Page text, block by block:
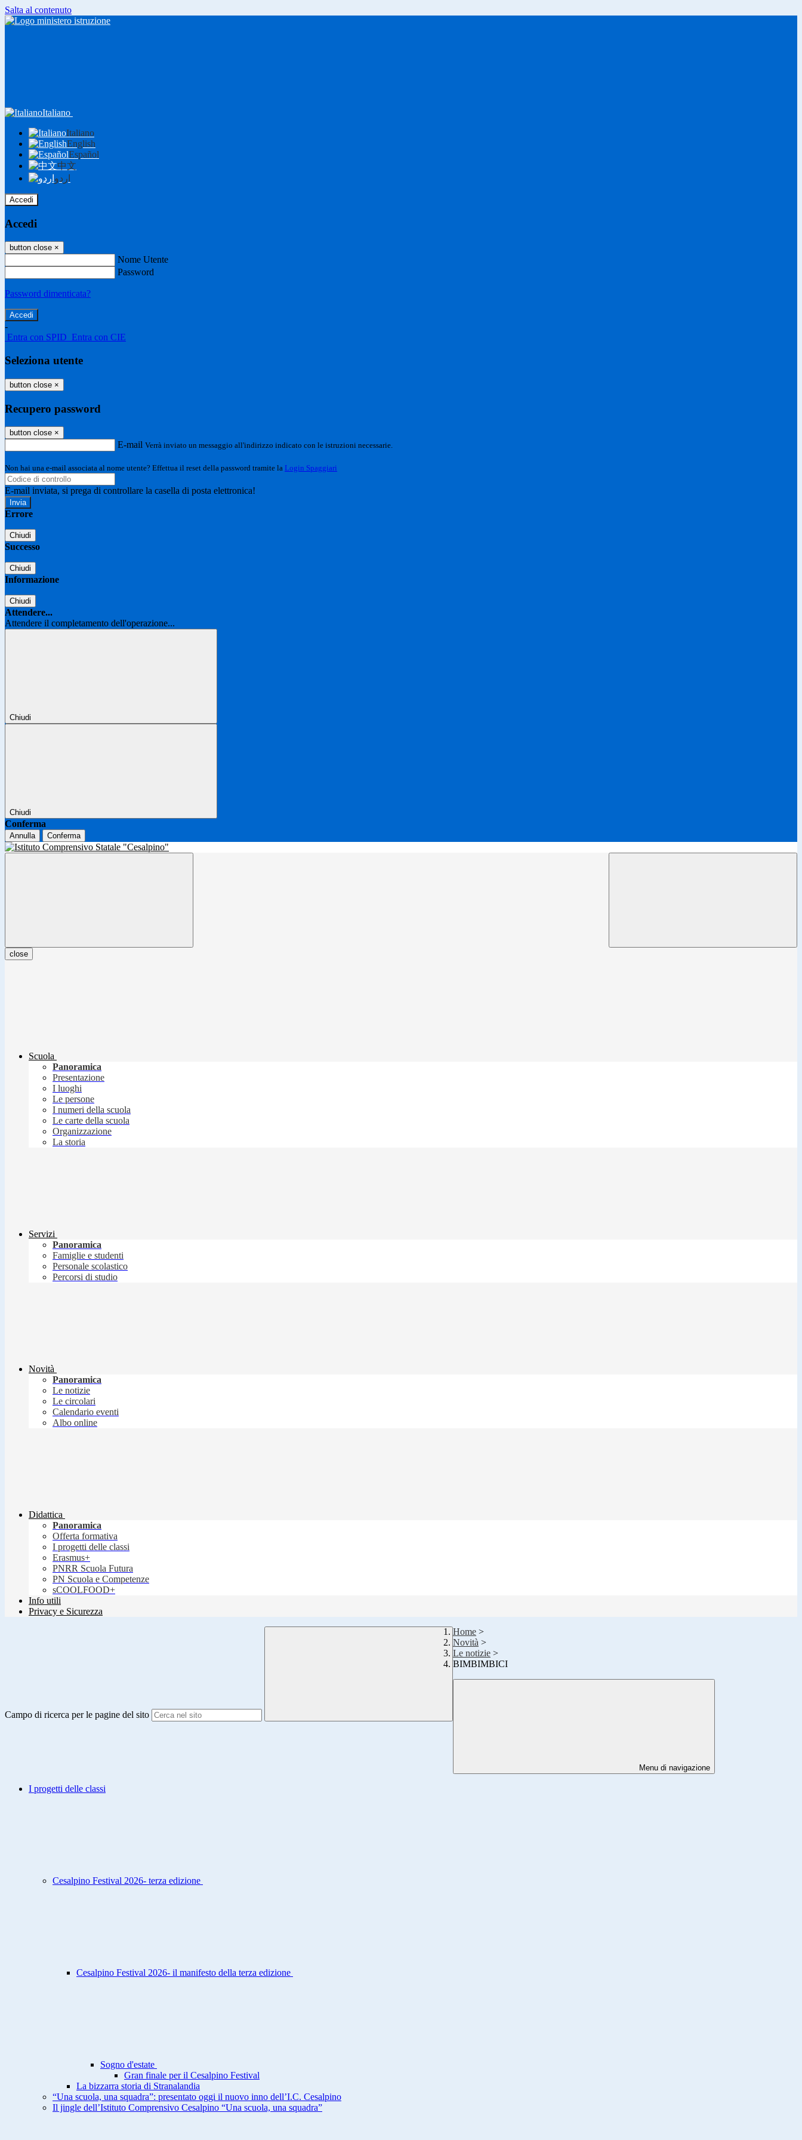
Salta al contenuto
Italiano
Italiano
English
Español
中文
اردو
Accedi
Accedi
button close ×
Nome Utente
Password
Password dimenticata?
-
Entra con SPID Entra con CIE
Seleziona utente
button close ×
Recupero password
button close ×
E-mail Verrà inviato un messaggio all'indirizzo indicato con le istruzioni necessarie.
Non hai una e-mail associata al nome utente? Effettua il reset della password tramite la Login Spaggiari
E-mail inviata, si prega di controllare la casella di posta elettronica!
Errore
Chiudi
Successo
Chiudi
Informazione
Chiudi
Attendere...
Attendere il completamento dell'operazione...
Chiudi
Chiudi
Conferma
Annulla Conferma
close
Scuola
Panoramica
Presentazione
I luoghi
Le persone
I numeri della scuola
Le carte della scuola
Organizzazione
La storia
Servizi
Panoramica
Famiglie e studenti
Personale scolastico
Percorsi di studio
Novità
Panoramica
Le notizie
Le circolari
Calendario eventi
Albo online
Didattica
Panoramica
Offerta formativa
I progetti delle classi
Erasmus+
PNRR Scuola Futura
PN Scuola e Competenze
sCOOLFOOD+
Info utili
Privacy e Sicurezza
Campo di ricerca per le pagine del sito
Home >
Novità >
Le notizie >
BIMBIMBICI
Menu di navigazione
I progetti delle classi
Cesalpino Festival 2026- terza edizione
Cesalpino Festival 2026- il manifesto della terza edizione
Sogno d'estate
Gran finale per il Cesalpino Festival
La bizzarra storia di Stranalandia
“Una scuola, una squadra”: presentato oggi il nuovo inno dell’I.C. Cesalpino
Il jingle dell’Istituto Comprensivo Cesalpino “Una scuola, una squadra”